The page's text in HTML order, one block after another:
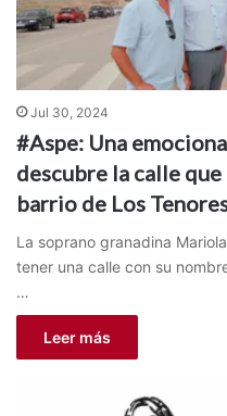
Jul 30, 2024
#Aspe: Una
descubre la calle
barrio de Los
La soprano granadina
tener una calle con su
…
Leer más